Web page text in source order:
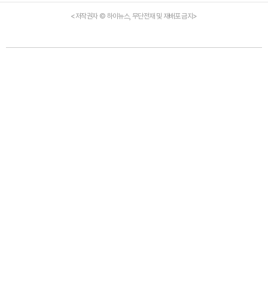
<저작권자 © 하이뉴스, 무단전재 및 재배포 금지>